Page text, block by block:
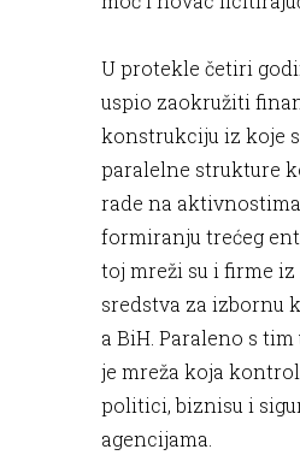
U protekle četiri
uspio zaokružiti
konstrukciju iz koje
paralelne strukture
rade na
formiranju trećeg
toj mreži su i firme
sredstva za izbornu
a BiH. Paraleno s
je mreža koja
politici, biznisu i
agencijama.